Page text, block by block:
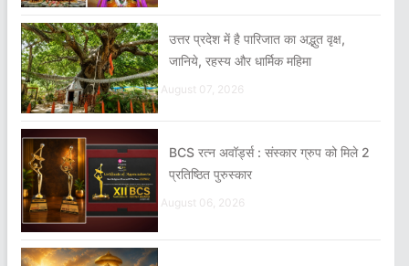
उत्तर प्रदेश में है पारिजात का अद्भुत वृक्ष,
जानिये, रहस्य और धार्मिक महिमा
August 07, 2026
BCS रत्न अवॉर्ड्स : संस्कार ग्रुप को मिले 2
प्रतिष्ठित पुरुस्कार
August 06, 2026